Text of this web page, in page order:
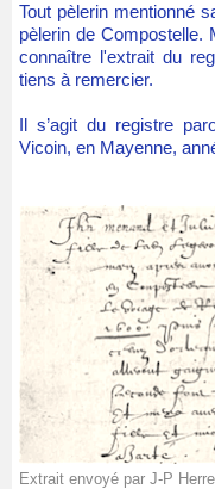
Tout pèlerin mentionné
pèlerin de Compostelle.
connaître l'extrait du
tiens à remercier.
Il s’agit du registre
Vicoin, en Mayenne,
Extrait envoyé par J-P